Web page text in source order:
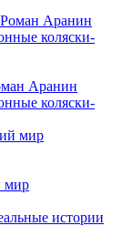
Аранин
коляски-
мир